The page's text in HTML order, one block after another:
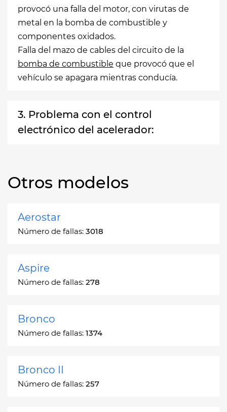
provocó una falla del motor, con virutas de
metal en la bomba de combustible y
componentes oxidados.
Falla del mazo de cables del circuito de la
bomba de combustible que provocó que el
vehículo se apagara mientras conducía.
3. Problema con el control
electrónico del acelerador:
Otros modelos
Aerostar
Número de fallas: 3018
Aspire
Número de fallas: 278
Bronco
Número de fallas: 1374
Bronco II
Número de fallas: 257